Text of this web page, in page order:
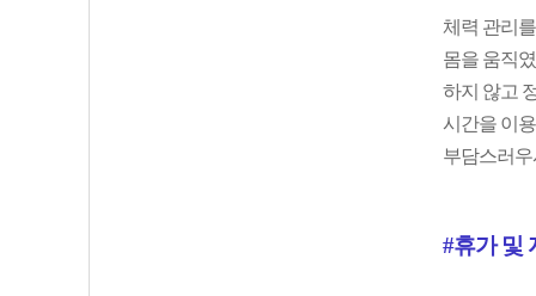
체력 관리
몸을 움직
하지 않고
시간을 이
부담스러
#휴가 및